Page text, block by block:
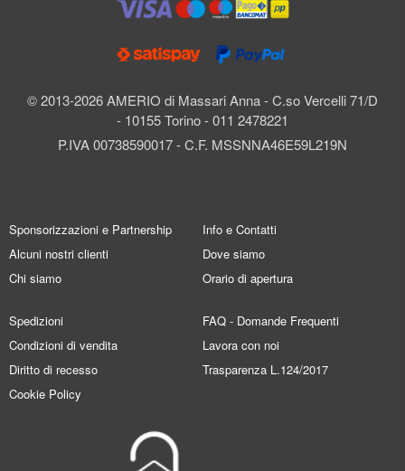
© 2013-2026 AMERIO di Massari Anna - C.so Vercelli 71/D
- 10155 Torino - 011 2478221
P.IVA 00738590017 - C.F. MSSNNA46E59L219N
Sponsorizzazioni e Partnership
Alcuni nostri clienti
Chi siamo
Info e Contatti
Dove siamo
Orario di apertura
Spedizioni
Condizioni di vendita
Diritto di recesso
Cookie Policy
FAQ - Domande Frequenti
Lavora con noi
Trasparenza L.124/2017